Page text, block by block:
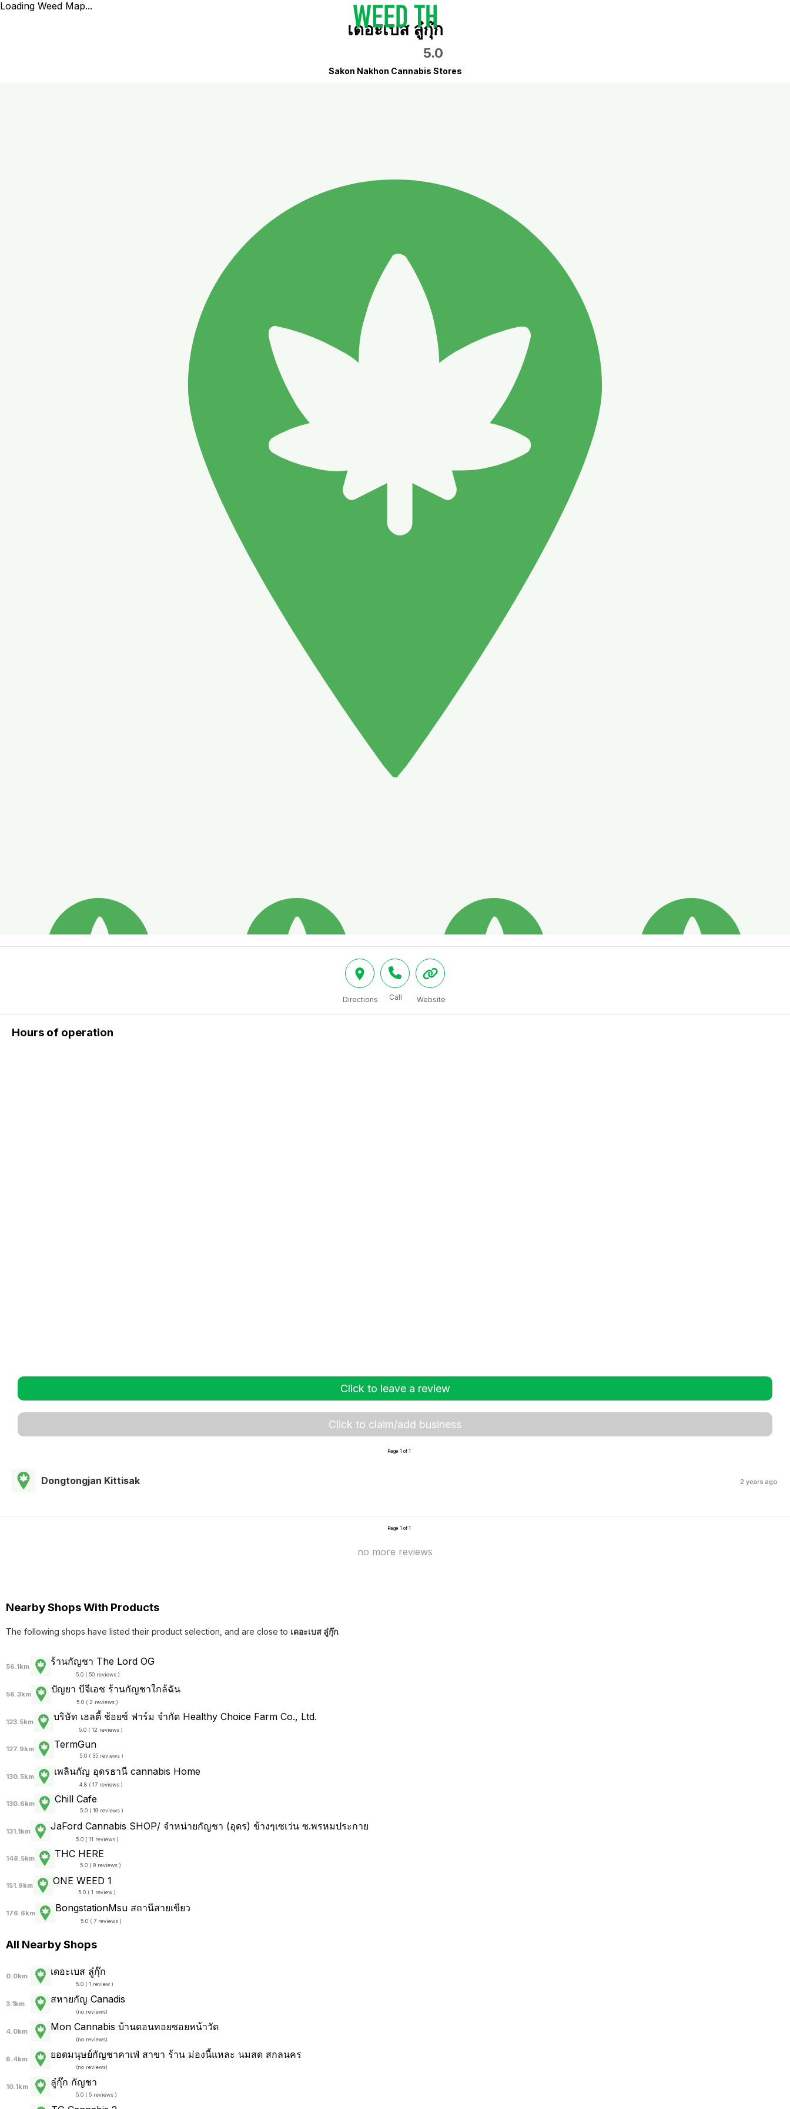
Loading Weed Map...
เดอะเบส ลู๋กุ๊ก
5.0
Sakon Nakhon Cannabis Stores
Directions Call Website
Hours of operation
Click to leave a review
Click to claim/add business
Page 1 of 1
Dongtongjan Kittisak 2 years ago
Page 1 of 1
no more reviews
Nearby Shops With Products
The following shops have listed their product selection, and are close to เดอะเบส ลู๋กุ๊ก.
56.1km ร้านกัญชา The Lord OG
5.0 ( 50 reviews )
56.3km ปัญยา บีจีเอช ร้านกัญชาใกล้ฉัน
5.0 ( 2 reviews )
123.5km บริษัท เฮลตี้ ช้อยซ์ ฟาร์ม จำกัด Healthy Choice Farm Co., Ltd.
5.0 ( 12 reviews )
127.9km TermGun
5.0 ( 35 reviews )
130.5km เพลินกัญ อุดรธานี cannabis Home
4.8 ( 17 reviews )
130.6km Chill Cafe
5.0 ( 19 reviews )
131.1km JaFord Cannabis SHOP/ จำหน่ายกัญชา (อุดร) ข้างๆเซเว่น ซ.พรหมประกาย
5.0 ( 11 reviews )
148.5km THC HERE
5.0 ( 9 reviews )
151.9km ONE WEED 1
5.0 ( 1 review )
176.6km BongstationMsu สถานีสายเขียว
5.0 ( 7 reviews )
All Nearby Shops
0.0km เดอะเบส ลู๋กุ๊ก
5.0 ( 1 review )
3.1km สหายกัญ Canadis
(no reviews)
4.0km Mon Cannabis บ้านดอนทอยซอยหน้าวัด
(no reviews)
6.4km ยอดมนุษย์กัญชาคาเฟ่ สาขา ร้าน ม่องนี้แหละ นมสด สกลนคร
(no reviews)
10.1km ลู๋กุ๊ก กัญชา
5.0 ( 5 reviews )